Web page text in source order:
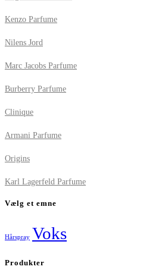
Kenzo Parfume
Nilens Jord
Marc Jacobs Parfume
Burberry Parfume
Clinique
Armani Parfume
Origins
Karl Lagerfeld Parfume
Vælg et emne
Hårspray Voks
Produkter